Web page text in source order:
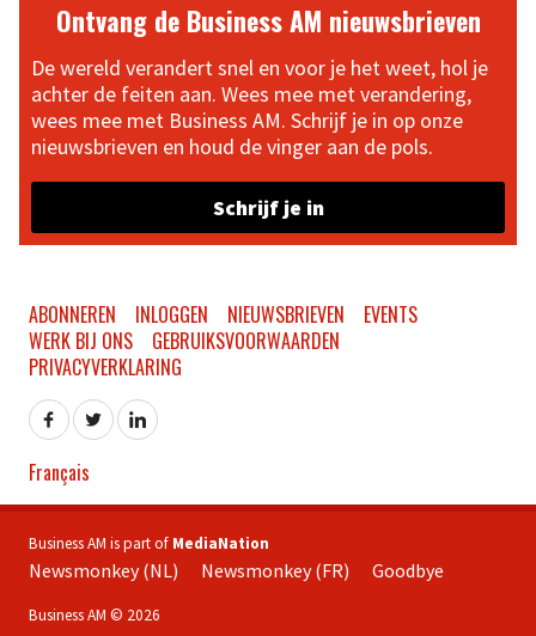
Ontvang de Business AM nieuwsbrieven
De wereld verandert snel en voor je het weet, hol je
achter de feiten aan. Wees mee met verandering,
wees mee met Business AM. Schrijf je in op onze
nieuwsbrieven en houd de vinger aan de pols.
Schrijf je in
ABONNEREN INLOGGEN NIEUWSBRIEVEN
EVENTS
WERK BIJ ONS
GEBRUIKSVOORWAARDEN
PRIVACYVERKLARING
Français
Business AM is part of MediaNation
Newsmonkey (NL) Newsmonkey (FR) Goodbye
Business AM © 2026